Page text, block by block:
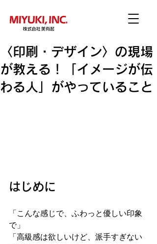
〈印刷・デザイン〉の現場
が教える！「イメージが伝
わる人」がやっていること
はじめに
「こんな感じで、ふわっと優しい印象
で」
「高級感は欲しいけど、派手すぎない